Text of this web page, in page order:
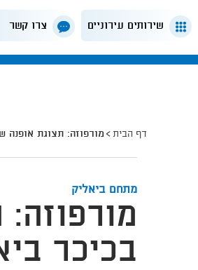
שירותים עירוניים צרו קשר
דף הבית מורפוזה: תצוגת אופנה
מתחם ביאליק
בכיכר